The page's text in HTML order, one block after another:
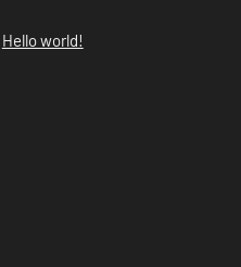
Hello world!